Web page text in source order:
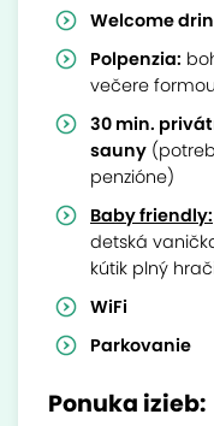
Welcome
Polpenzia:
večere
30 min.
sauny
penzióne)
Baby friendly:
detská
kútik plný
WiFi
Parkovanie
Ponuka izieb: